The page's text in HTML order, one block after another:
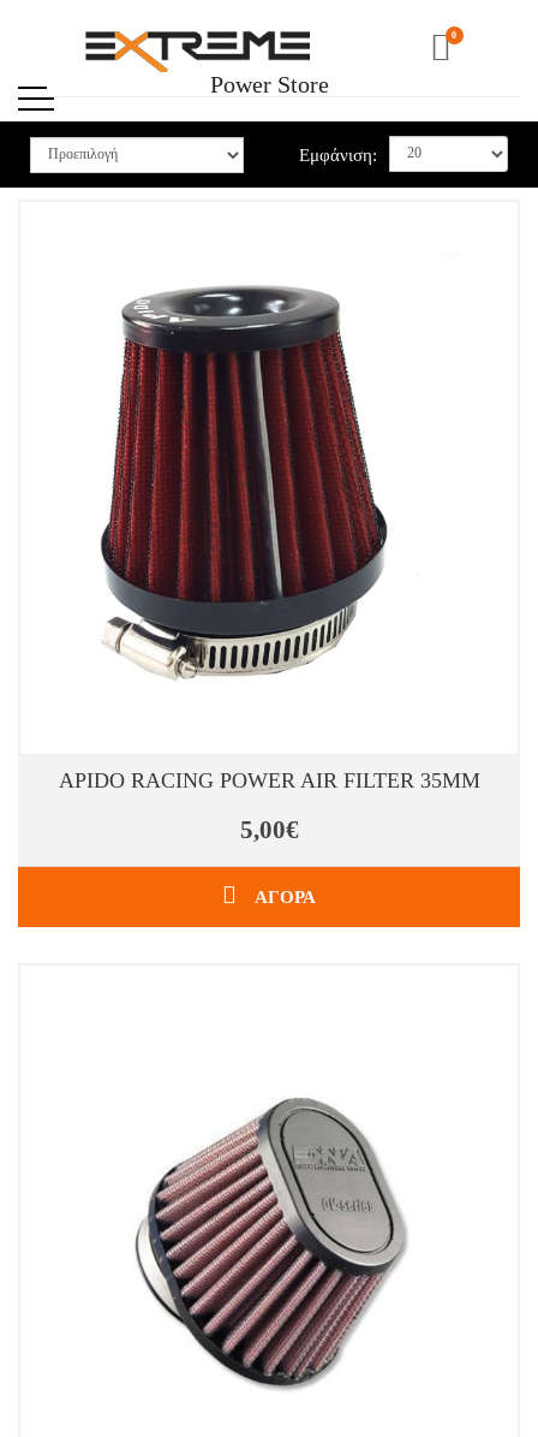
Power Store
0
Εμφάνιση:
APIDO RACING POWER AIR FILTER 35MM
5,00€
ΑΓΟΡΑ